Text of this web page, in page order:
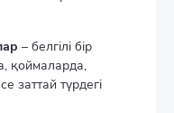
– белгілі бір
қоймаларда,
заттай түрдегі